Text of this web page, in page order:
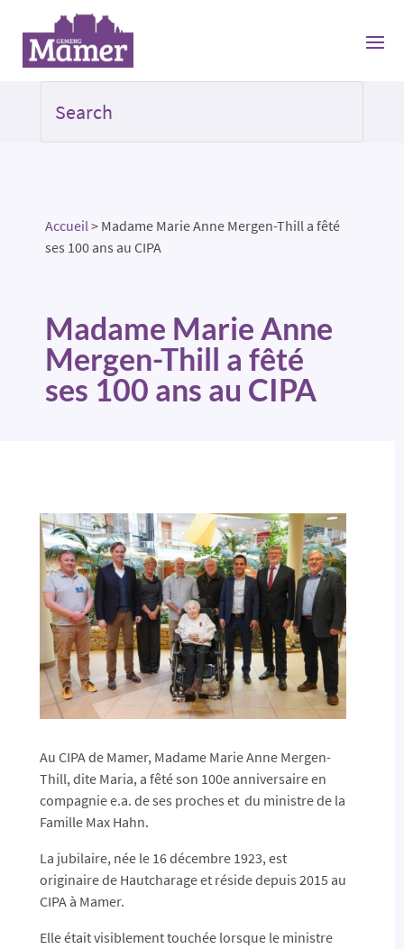
Accueil> Madame Marie Anne Mergen-Thill a fêté
ses 100 ans au CIPA
Madame Marie Anne
Mergen-Thill a fêté
ses 100 ans au CIPA
Au CIPA de Mamer, Madame Marie Anne Mergen-
Thill, dite Maria, a fêté son 100e anniversaire en
compagnie e.a. de ses proches et du ministre de la
Famille Max Hahn.
La jubilaire, née le 16 décembre 1923, est
originaire de Hautcharage et réside depuis 2015 au
CIPA à Mamer.
Elle était visiblement touchée lorsque le ministre